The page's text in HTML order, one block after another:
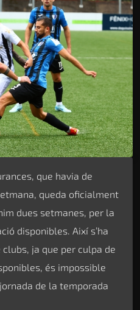
que havia de
queda oficialment
dues setmanes, per la
disponibles. Així s’ha
ja que per culpa de
és impossible
de la temporada